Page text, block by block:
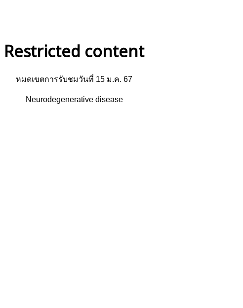
Restricted content
หมดเขตการรับชมวันที่ 15 ม.ค. 67
Neurodegenerative disease